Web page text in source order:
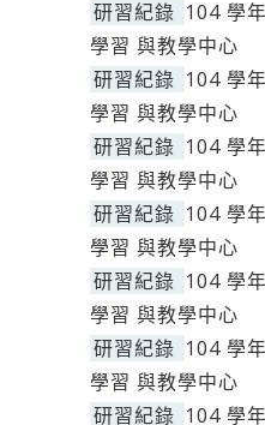
研習紀錄 104 學
學習 與教學中心
研習紀錄 104 學
學習 與教學中心
研習紀錄 104 學
學習 與教學中心
研習紀錄 104 學
學習 與教學中心
研習紀錄 104 學
學習 與教學中心
研習紀錄 104 學
學習 與教學中心
研習紀錄 104 學